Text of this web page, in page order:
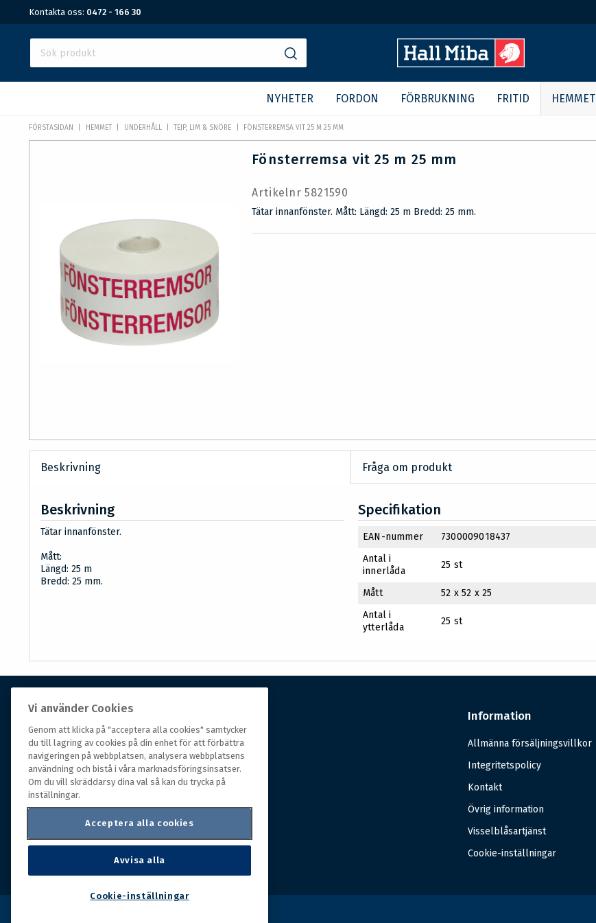
Kontakta oss: 0472 - 166 30
NYHETER FORDON FÖRBRUKNING FRITID HEMMET
FÖRSTASIDAN HEMMET UNDERHÅLL TEJP, LIM & SNÖRE FÖNSTERREMSA VIT 25 M 25 MM
Fönsterremsa vit 25 m 25 mm
Artikelnr 5821590
Tätar innanfönster. Mått: Längd: 25 m Bredd: 25 mm.
Beskrivning Fråga om produkt
Beskrivning
Tätar innanfönster.
Mått:
Längd: 25 m
Bredd: 25 mm.
Specifikation
EAN-nummer
7300009018437
Antal i
innerlåda
25 st
Mått
52 x 52 x 25
Antal i
ytterlåda
25 st
Om Hall Miba
Hall Miba är grossisten som funnits på marknaden i
över 150 år. Från huvudkontoret i småländska Växjö
styrs hela organisationen, som erbjuder prisvärda
produkter till kunder i rörelse.
Information
Allmänna försäljningsvillkor
Integritetspolicy
Kontakt
Övrig information
Visselblåsartjänst
Cookie-inställningar
Vi använder Cookies
Genom att klicka på "acceptera alla cookies" samtycker
du till lagring av cookies på din enhet för att förbättra
navigeringen på webbplatsen, analysera webbplatsens
användning och bistå i våra marknadsföringsinsatser.
Om du vill skräddarsy dina val så kan du trycka på
inställningar.
Acceptera alla cookies
Avvisa alla
Cookie-inställningar